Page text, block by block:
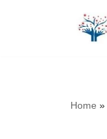
Home »